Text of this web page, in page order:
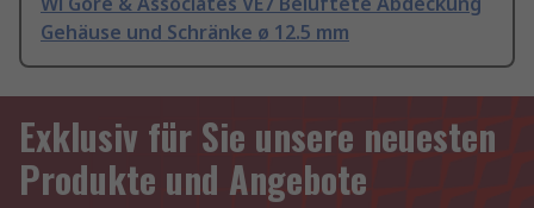
Gehäuse und Schränke ø 12.5 mm
Exklusiv für Sie unsere neuesten
Produkte und Angebote